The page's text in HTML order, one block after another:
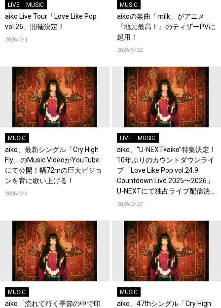
LIVE MUSIC
aiko Live Tour「Love Like Pop
vol.26」開催決定！
2026/7/1
MUSIC
aikoの楽曲「milk」がアニメ
『地元最高！』のティザーPVに
起用！
2026/6/22
MUSIC
aiko、最新シングル「Cry High
Fly」のMusic VideoがYouTube
にて公開！幅72mの巨大ビジョ
ンを背に歌い上げる！
2026/3/4
LIVE MUSIC
aiko、“U-NEXT×aiko”特集決定！
10年ぶりのカウントダウンライ
ブ「Love Like Pop vol.24.9
Countdown Live 2025〜2026」
U-NEXTにて独占ライブ配信決
定！過去ライブ映像一挙配信ス
2026/2/27
MUSIC
aiko「流れて行く季節の中で印
MUSIC
aiko、47thシングル「Cry High